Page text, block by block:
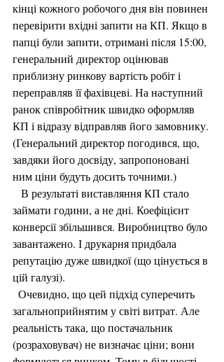
кінці кожного робочого дня він повинен
перевірити вхідні запити на КП. Якщо в
папці були запити, отримані після 15:00,
генеральний директор оцінював
приблизну ринкову вартість робіт і
переправляв її фахівцеві. На наступний
ранок співробітник швидко оформляв
КП і відразу відправляв його замовнику.
(Генеральний директор погодився, що,
завдяки його досвіду, запропоновані
ним ціни будуть досить точними.)
займати години, а не дні. Коефіцієнт
конверсії збільшився. Виробництво було
завантажено. І друкарня придбала
репутацію дуже швидкої (що цінується в
цій галузі).
загальноприйнятим у світі витрат. Але
реальність така, що постачальник
(розраховувач) не визначає ціни; вони